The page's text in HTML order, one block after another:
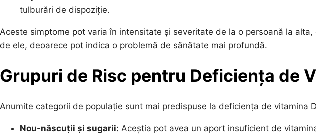
tulburări de dispoziție.
Aceste simptome pot varia în intensitate și severitate de la o persoană la
de ele, deoarece pot indica o problemă de sănătate mai profundă.
Grupuri de Risc pentru Deficiența de
Anumite categorii de populație sunt mai predispuse la deficiența de vitamina
Nou-născuții și sugarii: Aceștia pot avea un aport insuficient de